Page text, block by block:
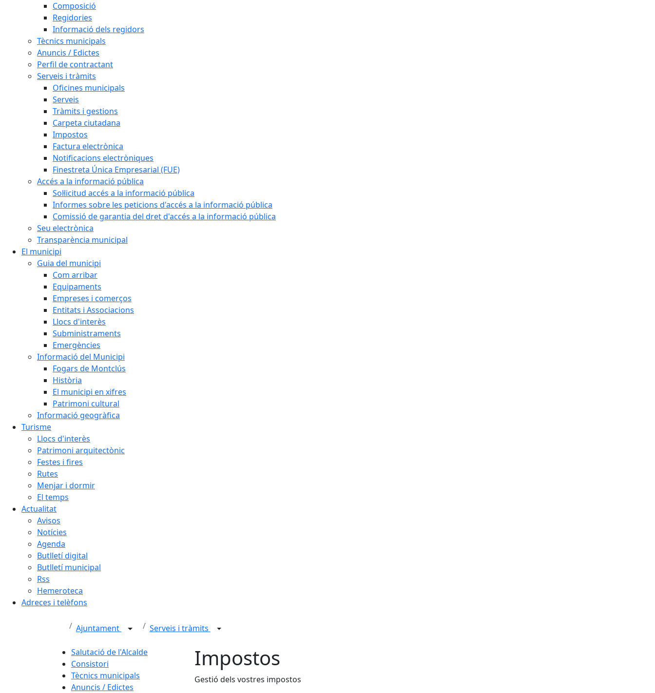
Composició
Regidories
Informació dels regidors
Tècnics municipals
Anuncis / Edictes
Perfil de contractant
Serveis i tràmits
Oficines municipals
Serveis
Tràmits i gestions
Carpeta ciutadana
Impostos
Factura electrònica
Notificacions electròniques
Finestreta Única Empresarial (FUE)
Accés a la informació pública
Sol·licitud accés a la informació pública
Informes sobre les peticions d'accés a la informació pública
Comissió de garantia del dret d'accés a la informació pública
Seu electrònica
Transparència municipal
El municipi
Guia del municipi
Com arribar
Equipaments
Empreses i comerços
Entitats i Associacions
Llocs d'interès
Subministraments
Emergències
Informació del Municipi
Fogars de Montclús
Història
El municipi en xifres
Patrimoni cultural
Informació geogràfica
Turisme
Llocs d'interès
Patrimoni arquitectònic
Festes i fires
Rutes
Menjar i dormir
El temps
Actualitat
Avisos
Notícies
Agenda
Butlletí digital
Butlletí municipal
Rss
Hemeroteca
Adreces i telèfons
Ajuntament Serveis i tràmits
Salutació de l'Alcalde
Consistori
Tècnics municipals
Anuncis / Edictes
Impostos
Gestió dels vostres impostos